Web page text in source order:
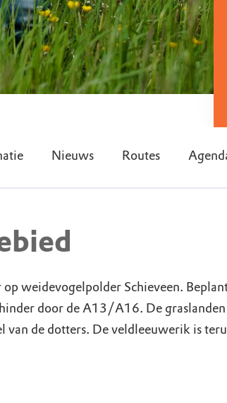
Nieuws Routes
weidevogelpolder Schieveen.
door de A13/A16. De
van de dotters. De veldleeuwerik is